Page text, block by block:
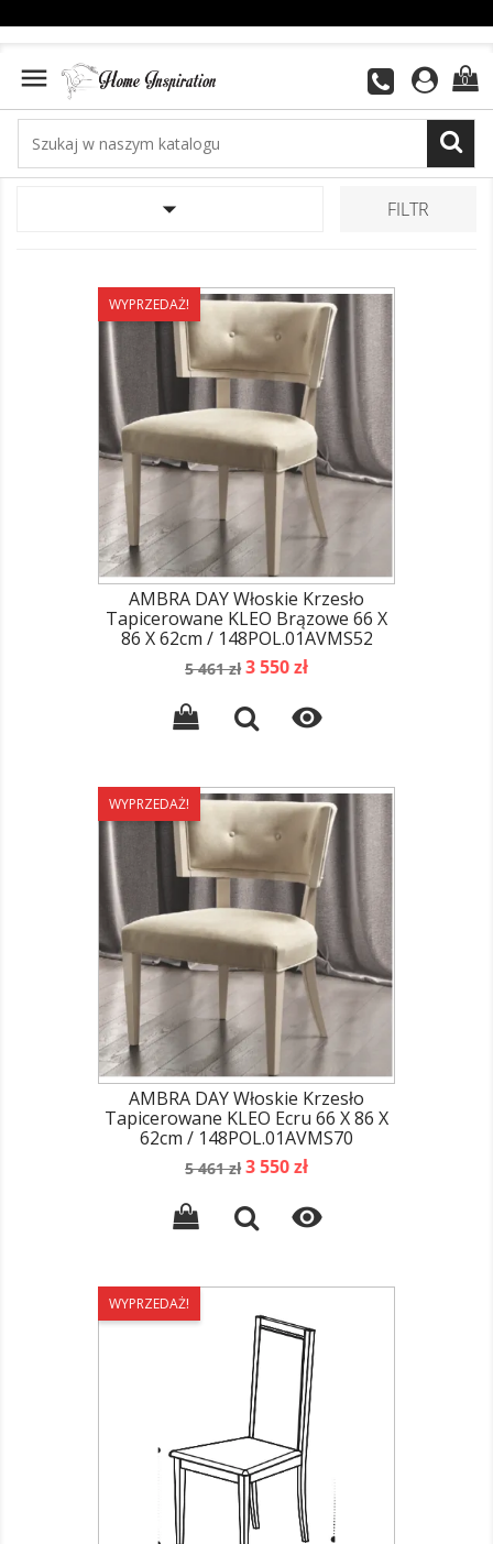
 0
 FILTR
WYPRZEDAŻ!
AMBRA DAY Włoskie Krzesło
Tapicerowane KLEO Brązowe 66 X
86 X 62cm / 148POL.01AVMS52
Cena
5 461 zł Cena
3 550 zł

WYPRZEDAŻ!
AMBRA DAY Włoskie Krzesło
Tapicerowane KLEO Ecru 66 X 86 X
62cm / 148POL.01AVMS70
Cena
5 461 zł Cena
3 550 zł

WYPRZEDAŻ!